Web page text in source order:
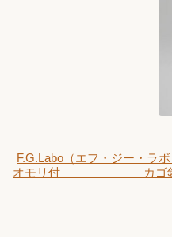
F.G.Labo（エフ・ジー・ラ
オモリ付 カゴ釣り 中通